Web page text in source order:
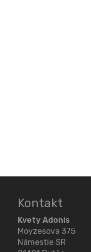
Kontakt
Kvety Adonis
Moyzesova 375
Námestie SR